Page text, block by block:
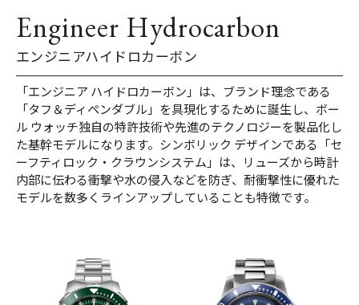
Engineer Hydrocarbon
エンジニアハイドロカーボン
「エンジニア ハイドロカーボン」は、ブランド理念である
「タフ＆ディペンダブル」を具現化するために誕生し、ボー
ル ウォッチ独自の特許技術や先進のテクノロジーを製品化し
た基幹モデルになります。シンボリック デザインである「セ
ーフティロック・クラウンシステム」は、リューズから時計
内部に伝わる衝撃や水の侵入などを防ぎ、耐衝撃性に優れた
モデルを数多くラインアップしていることも特徴です。